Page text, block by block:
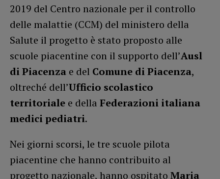
2019 del Centro nazionale per il controllo
delle malattie (CCM) del ministero della
Salute il progetto è stato proposto alle
scuole piacentine con il supporto dell’Ausl
di Piacenza e del Comune di Piacenza,
oltreché dell’Ufficio scolastico
territoriale e della Federazioni italiana
medici pediatri.
Nei giorni scorsi, le tre scuole pilota
piacentine che hanno contribuito al
progetto nazionale, hanno ospitato Maria